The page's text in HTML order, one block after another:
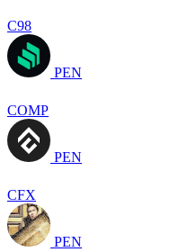
C98
PEN
COMP
PEN
CFX
PEN